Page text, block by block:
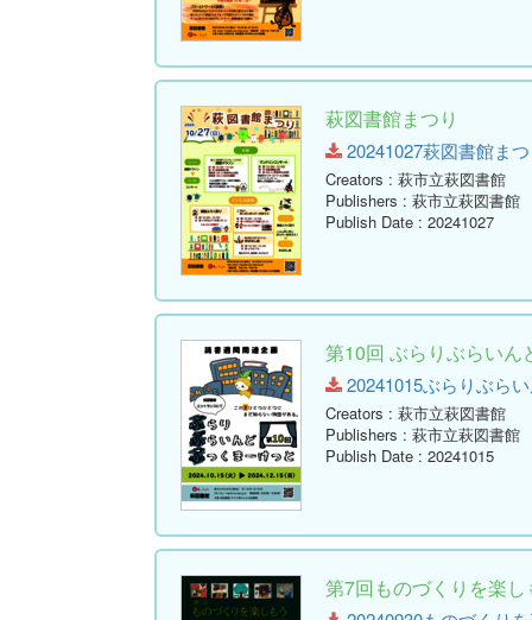
萩図書館まつり
20241027萩図書館ま
Creators : 萩市立萩図書館
Publishers : 萩市立萩図書館
Publish Date : 20241027
第10回 ぶらりぶらいん
20241015ぶらりぶら
Creators : 萩市立萩図書館
Publishers : 萩市立萩図書館
Publish Date : 20241015
第7回ものづくりを楽